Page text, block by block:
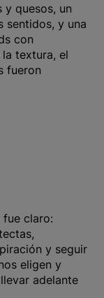
y quesos, un
sentidos, y una
con
textura, el
fueron
claro:
y seguir
eligen y
adelante